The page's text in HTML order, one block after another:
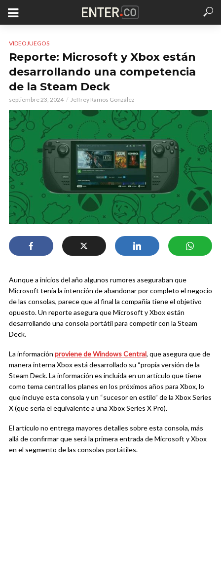
VIDEOJUEGOS
Reporte: Microsoft y Xbox están
desarrollando una competencia
de la Steam Deck
septiembre 23, 2024 Jeffrey Ramos González
Aunque a inicios del año algunos rumores aseguraban que
Microsoft tenía la intención de abandonar por completo el negocio
de las consolas, parece que al final la compañía tiene el objetivo
opuesto. Un reporte asegura que Microsoft y Xbox están
desarrollando una consola portátil para competir con la Steam
Deck.
La información proviene de Windows Central, que asegura que de
manera interna Xbox está desarrollado su “propia versión de la
Steam Deck. La información es incluida en un artículo que tiene
como tema central los planes en los próximos años para Xbox, lo
que incluye esta consola y un “sucesor en estilo” de la Xbox Series
X (que sería el equivalente a una Xbox Series X Pro).
El artículo no entrega mayores detalles sobre esta consola, más
allá de confirmar que será la primera entrada de Microsoft y Xbox
en el segmento de las consolas portátiles.